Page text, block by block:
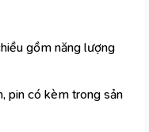
gồm năng lượng
pin có kèm trong sản